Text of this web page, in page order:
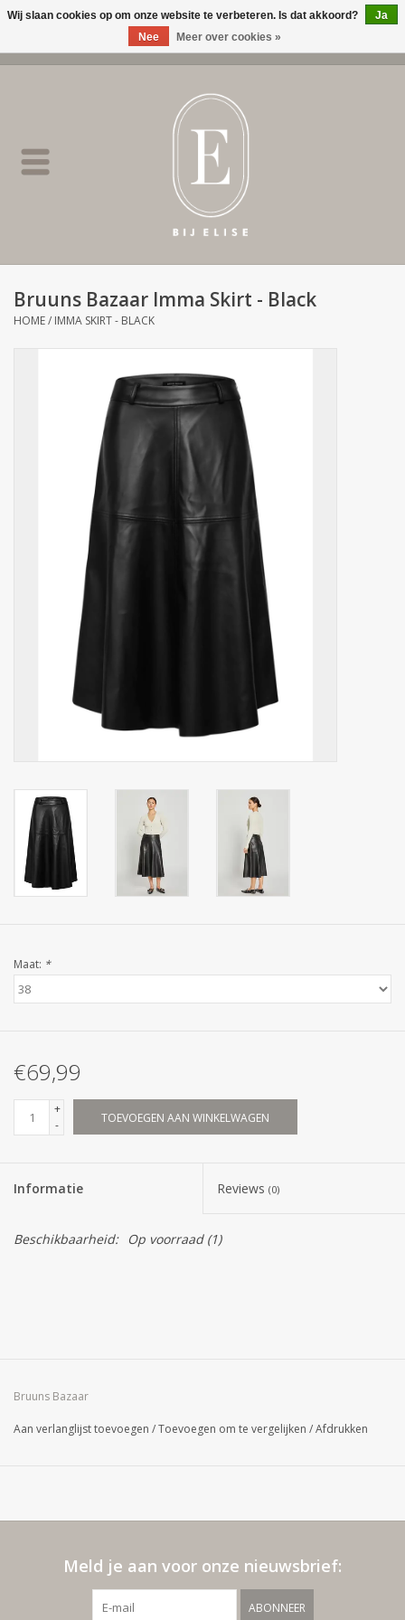
BIJ ELISE
SALE
Merken
Bruuns Bazaar Imma Skirt - Black
HOME/ IMMA SKIRT - BLACK
Maat: *
€69,99
+
-
TOEVOEGEN AAN WINKELWAGEN
Informatie Reviews (0)
Beschikbaarheid: Op voorraad(1)
Bruuns Bazaar
Aan verlanglijst toevoegen /Toevoegen om te vergelijken /Afdrukken
Meld je aan voor onze nieuwsbrief:
ABONNEER
Wij slaan cookies op om onze website te verbeteren. Is dat akkoord?
Ja
Nee
Meer over cookies »